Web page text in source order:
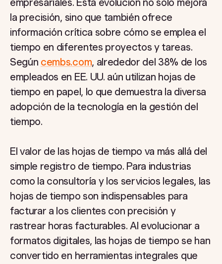
empresariales. Esta evolución no solo mejora
la precisión, sino que también ofrece
información crítica sobre cómo se emplea el
tiempo en diferentes proyectos y tareas.
Según cembs.com, alrededor del 38% de los
empleados en EE. UU. aún utilizan hojas de
tiempo en papel, lo que demuestra la diversa
adopción de la tecnología en la gestión del
tiempo.
El valor de las hojas de tiempo va más allá del
simple registro de tiempo. Para industrias
como la consultoría y los servicios legales, las
hojas de tiempo son indispensables para
facturar a los clientes con precisión y
rastrear horas facturables. Al evolucionar a
formatos digitales, las hojas de tiempo se han
convertido en herramientas integrales que